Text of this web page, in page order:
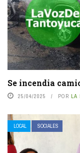
Se incendia
25/04/2025 POR LA
LOCAL SOCIALES